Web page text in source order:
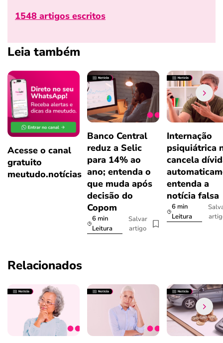
1548 artigos escritos
Leia também
Acesse o canal
gratuito
meutudo.notícias
Banco Central
reduz a Selic
para 14% ao
ano; entenda o
que muda após
decisão do
Copom
6 min
Leitura
Salvar
artigo
Internação
psiquiátrica
cancela
entenda a
notícia falsa
6 min
Leitura
Relacionados